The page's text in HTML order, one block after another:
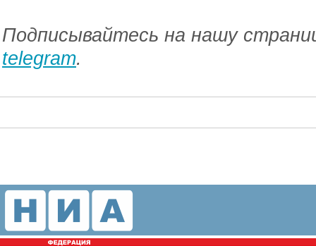
Подписывайтесь на нашу
telegram.